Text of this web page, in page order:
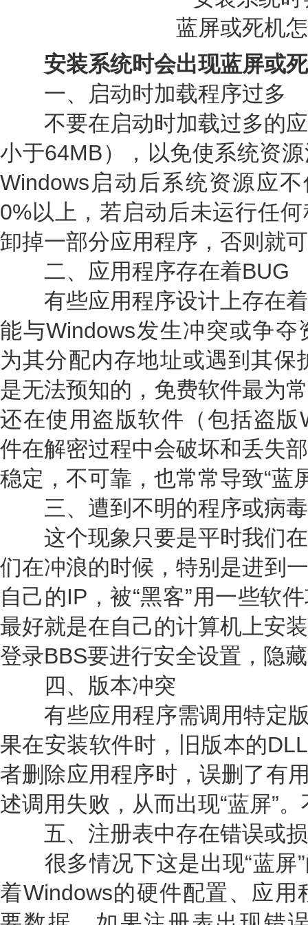
安装系统时会出现蓝屏或死
一、启动时加载程序过多
不要在启动时加载过多的应
小于64MB），以免使系统资
Windows启动后系统资源应
0%以上，若启动后未运行任
卸掉一部分应用程序，否则就
二、应用程序存在着BUG
有些应用程序设计上存在着
能与Windows发生冲突或争
为其分配内存地址或遇到其保
是无法预知的，免费软件最为
还在使用盗版软件（包括盗版
件在解密过程中会破坏和丢失
稳定，不可靠，也常常导致“蓝
三、遭到不明的程序或病毒
这个现象只要是平时我们在
们在冲浪的时候，特别是进到
自己的IP，被“黑客”用一些软
最好就是在自己的计算机上安
登录BBS要进行安全设置，隐
四、版本冲突
有些应用程序需调用特定版
果在安装软件时，旧版本的
者删除应用程序时，误删了有
述调用失败，从而出现“蓝屏”
五、注册表中存在错误或
很多情况下这是出现“蓝屏”
着Windows的硬件配置、应